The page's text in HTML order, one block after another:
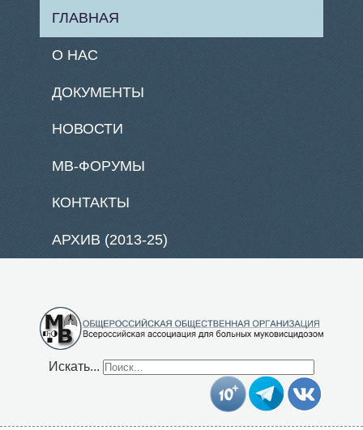
ГЛАВНАЯ
О НАС
ДОКУМЕНТЫ
НОВОСТИ
МВ-ФОРУМЫ
КОНТАКТЫ
АРХИВ (2013-25)
Искать...